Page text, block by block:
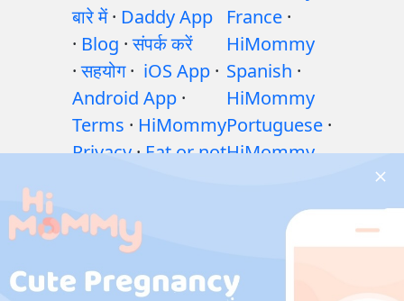
बारे में· Daddy App
· Blog ·संपर्क करें
·सहयोग· iOS App ·
Android App ·
Terms · HiMommy
Privacy·Eat or not
के दौरान व्यायाम
गर्भावस्था के दौरान
स्वास्थ्य संबंधी समस्याएं
France ·
HiMommy
Spanish ·
HiMommy
Portuguese ·
HiMommy
HiMommy
Indonesia
Japan